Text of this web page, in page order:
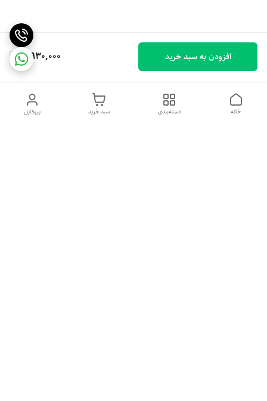
5,930,000 افزودن به سبد خرید
پروفایل سبد خرید دسته‌بندی خانه